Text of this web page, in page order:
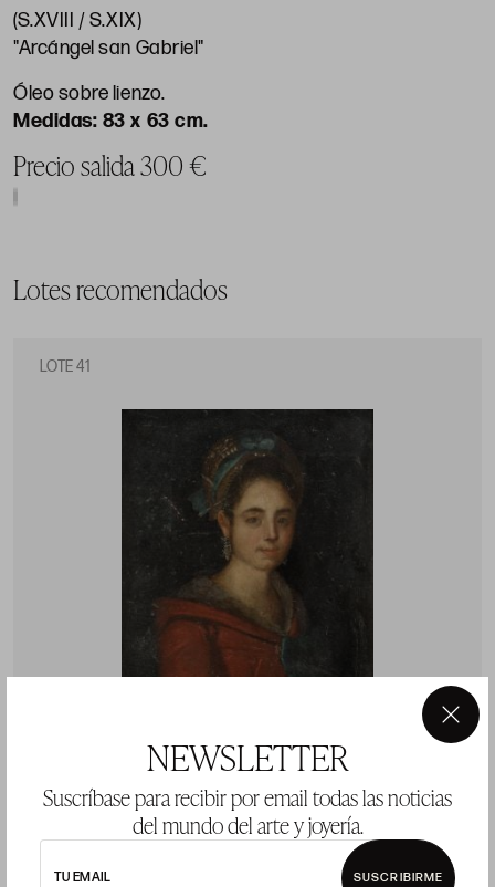
NEWSLETTER
Suscríbase para recibir por email todas las noticias
del mundo del arte y joyería.
TU EMAIL SUSCRIBIRME
×
(S.XVIII / S.XIX)
"Arcángel san Gabriel"
Óleo sobre lienzo.
83 x 63 cm.
Precio salida 300 €
Lotes recomendados
LOTE 41
ANÓNIMO
(S. XVIII - S. XIX)
"Retrato de una dama"